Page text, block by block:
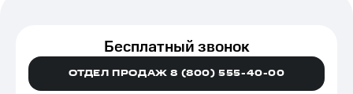
Бесплатный звонок
ОТДЕЛ ПРОДАЖ 8 (800) 555-40-00